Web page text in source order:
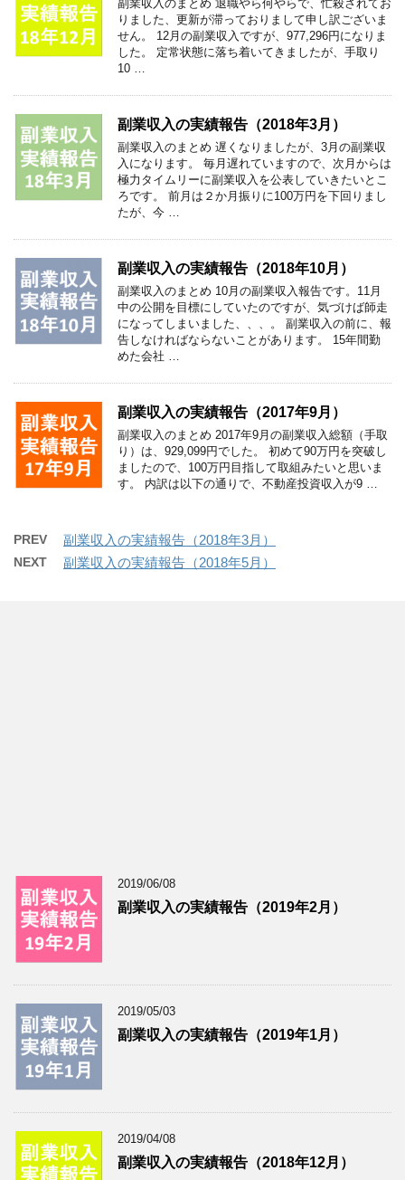
副業収入のまとめ 退職やら何やらで、忙殺されてお
りました、更新が滞っておりまして申し訳ございま
せん。 12月の副業収入ですが、977,296円になりま
した。 定常状態に落ち着いてきましたが、手取り
10 …
副業収入の実績報告（2018年3月）
副業収入のまとめ 遅くなりましたが、3月の副業収
入になります。 毎月遅れていますので、次月からは
極力タイムリーに副業収入を公表していきたいとこ
ろです。 前月は２か月振りに100万円を下回りまし
たが、今 …
副業収入の実績報告（2018年10月）
副業収入のまとめ 10月の副業収入報告です。11月
中の公開を目標にしていたのですが、気づけば師走
になってしまいました、、、。 副業収入の前に、報
告しなければならないことがあります。 15年間勤
めた会社 …
副業収入の実績報告（2017年9月）
副業収入のまとめ 2017年9月の副業収入総額（手取
り）は、929,099円でした。 初めて90万円を突破し
ましたので、100万円目指して取組みたいと思いま
す。 内訳は以下の通りで、不動産投資収入が9 …
PREV 副業収入の実績報告（2018年3月）
NEXT 副業収入の実績報告（2018年5月）
2019/06/08
副業収入の実績報告（2019年2月）
2019/05/03
副業収入の実績報告（2019年1月）
2019/04/08
副業収入の実績報告（2018年12月）